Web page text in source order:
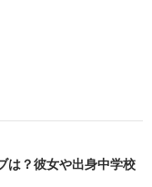
は？彼女や出身中学校